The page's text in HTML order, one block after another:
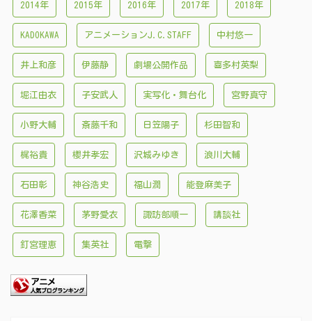
2014年 2015年 2016年 2017年 2018年
KADOKAWA アニメーションJ.C.STAFF 中村悠一
井上和彦 伊藤静 劇場公開作品 喜多村英梨
堀江由衣 子安武人 実写化・舞台化 宮野真守
小野大輔 斎藤千和 日笠陽子 杉田智和
梶裕貴 櫻井孝宏 沢城みゆき 浪川大輔
石田彰 神谷浩史 福山潤 能登麻美子
花澤香菜 茅野愛衣 諏訪部順一 講談社
釘宮理恵 集英社 電撃